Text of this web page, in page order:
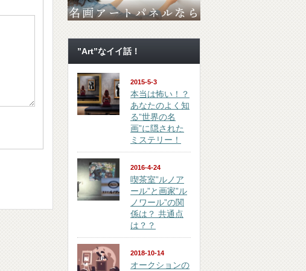
”Art”なイイ話！
2015-5-3
本当は怖い！？
あなたのよく知
る”世界の名
画”に隠された
ミステリー！
2016-4-24
喫茶室”ルノア
ール”と画家”ル
ノワール”の関
係は？ 共通点
は？？
2018-10-14
オークションの